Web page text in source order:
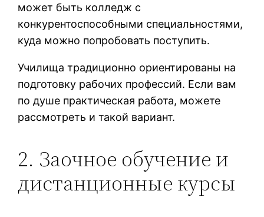
может быть колледж с
конкурентоспособными специальностями,
куда можно попробовать поступить.
Училища традиционно ориентированы на
подготовку рабочих профессий. Если вам
по душе практическая работа, можете
рассмотреть и такой вариант.
2. Заочное обучение и
дистанционные курсы